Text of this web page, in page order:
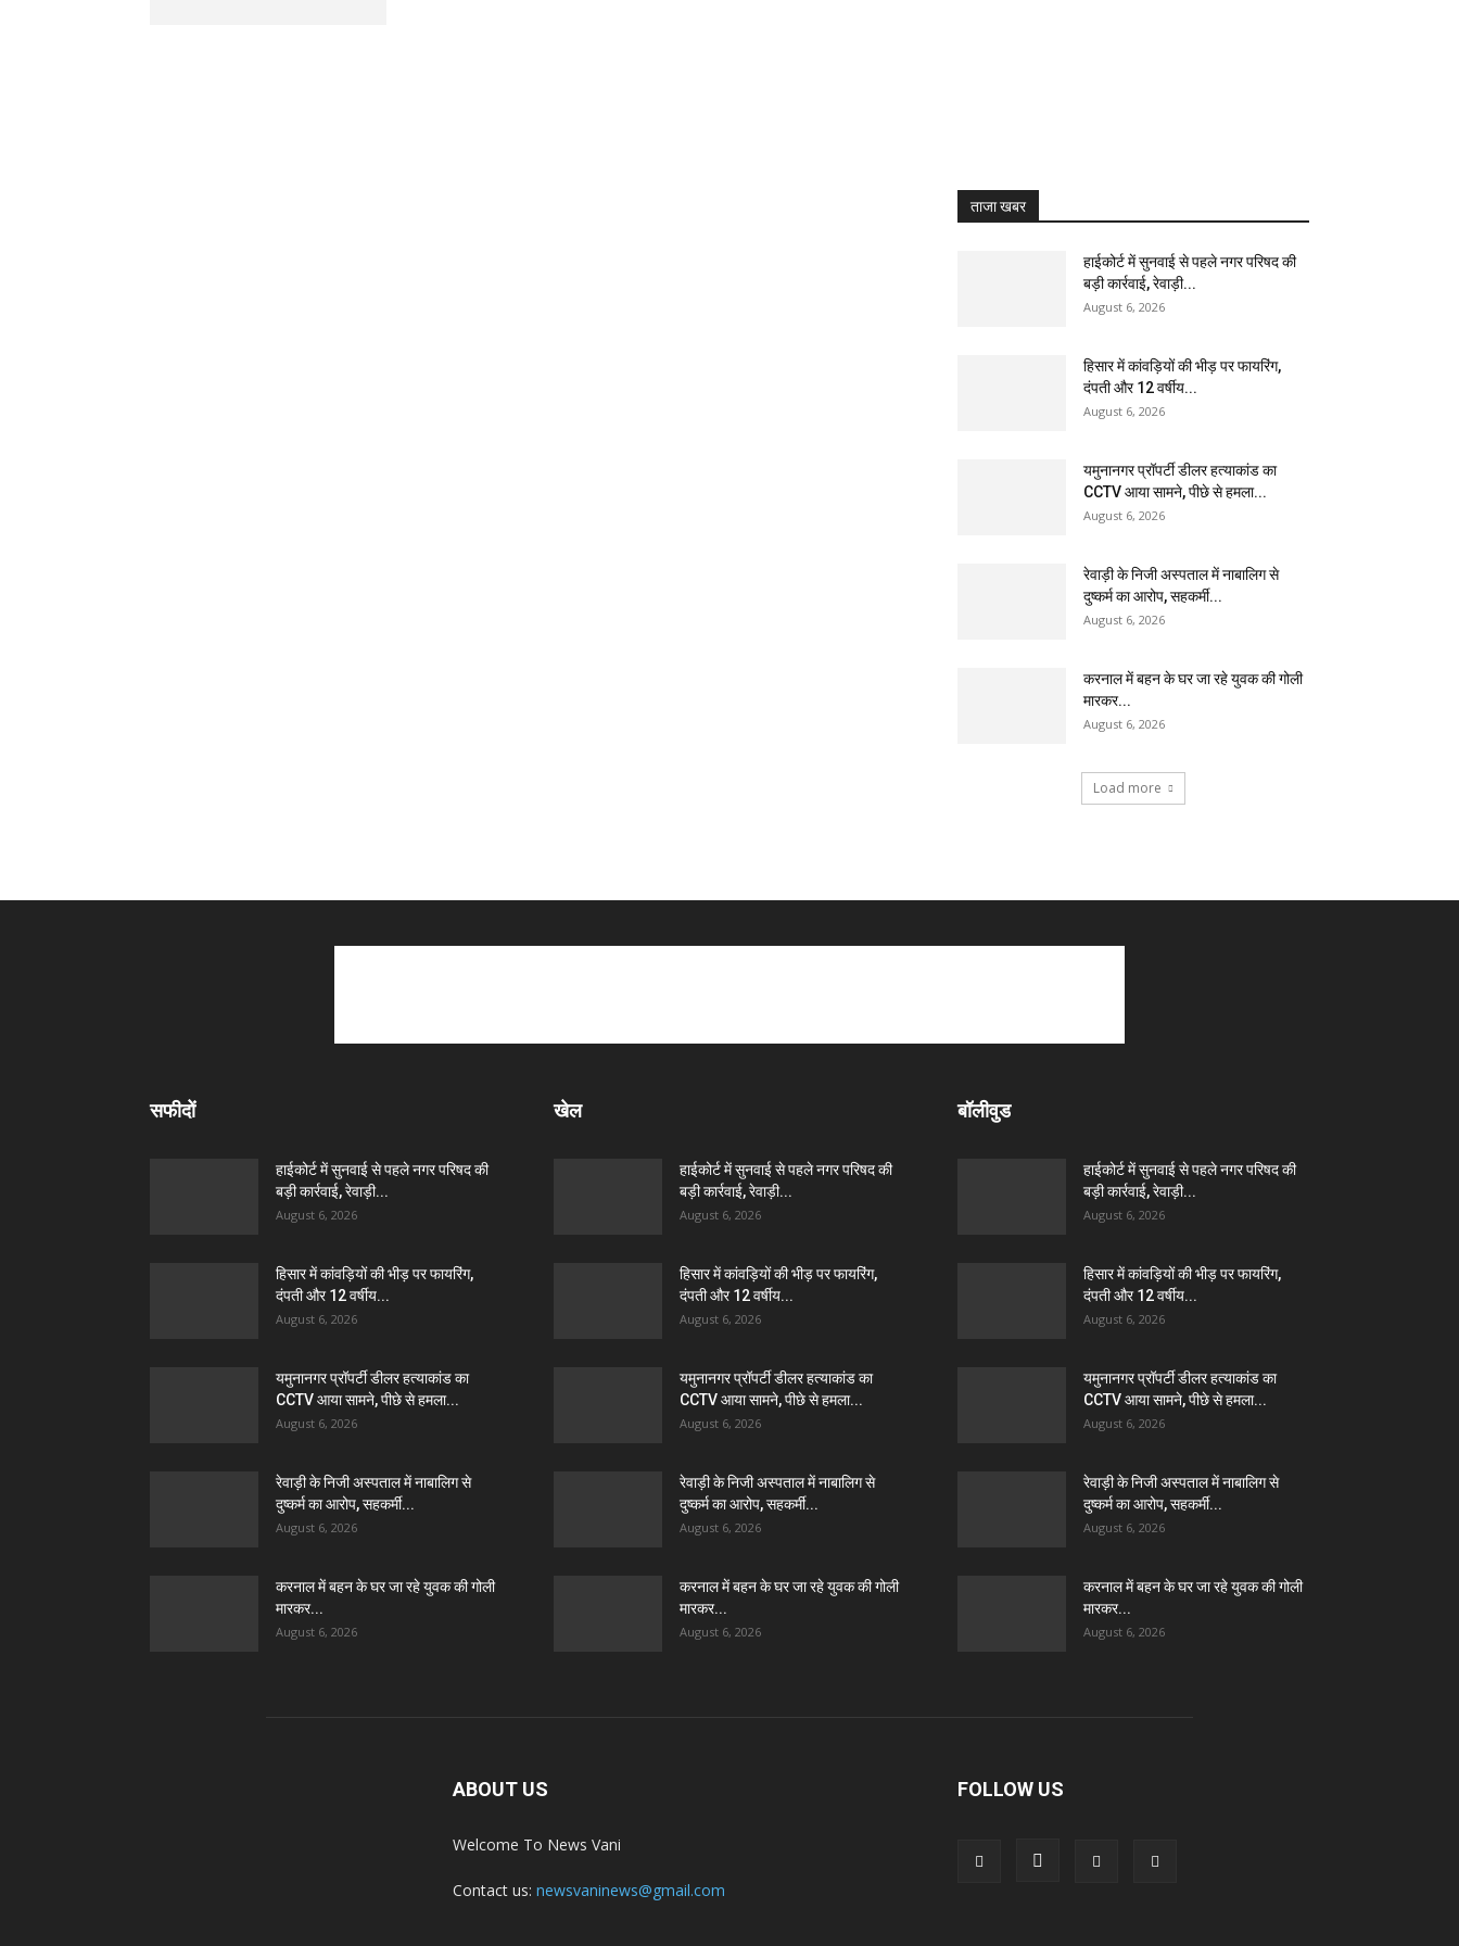
ताजा खबर
हाईकोर्ट में सुनवाई से पहले नगर परिषद की
बड़ी कार्रवाई, रेवाड़ी...
August 6, 2026
हिसार में कांवड़ियों की भीड़ पर फायरिंग,
दंपती और 12 वर्षीय...
August 6, 2026
यमुनानगर प्रॉपर्टी डीलर हत्याकांड का
CCTV आया सामने, पीछे से हमला...
August 6, 2026
रेवाड़ी के निजी अस्पताल में नाबालिग से
दुष्कर्म का आरोप, सहकर्मी...
August 6, 2026
करनाल में बहन के घर जा रहे युवक की गोली
मारकर...
August 6, 2026
Load more
सफीदों
हाईकोर्ट में सुनवाई से पहले नगर परिषद की
बड़ी कार्रवाई, रेवाड़ी...
August 6, 2026
हिसार में कांवड़ियों की भीड़ पर फायरिंग,
दंपती और 12 वर्षीय...
August 6, 2026
यमुनानगर प्रॉपर्टी डीलर हत्याकांड का
CCTV आया सामने, पीछे से हमला...
August 6, 2026
रेवाड़ी के निजी अस्पताल में नाबालिग से
दुष्कर्म का आरोप, सहकर्मी...
August 6, 2026
करनाल में बहन के घर जा रहे युवक की गोली
मारकर...
August 6, 2026
खेल
हाईकोर्ट में सुनवाई से पहले नगर परिषद की
बड़ी कार्रवाई, रेवाड़ी...
August 6, 2026
हिसार में कांवड़ियों की भीड़ पर फायरिंग,
दंपती और 12 वर्षीय...
August 6, 2026
यमुनानगर प्रॉपर्टी डीलर हत्याकांड का
CCTV आया सामने, पीछे से हमला...
August 6, 2026
रेवाड़ी के निजी अस्पताल में नाबालिग से
दुष्कर्म का आरोप, सहकर्मी...
August 6, 2026
करनाल में बहन के घर जा रहे युवक की गोली
मारकर...
August 6, 2026
बॉलीवुड
हाईकोर्ट में सुनवाई से पहले नगर परिषद की
बड़ी कार्रवाई, रेवाड़ी...
August 6, 2026
हिसार में कांवड़ियों की भीड़ पर फायरिंग,
दंपती और 12 वर्षीय...
August 6, 2026
यमुनानगर प्रॉपर्टी डीलर हत्याकांड का
CCTV आया सामने, पीछे से हमला...
August 6, 2026
रेवाड़ी के निजी अस्पताल में नाबालिग से
दुष्कर्म का आरोप, सहकर्मी...
August 6, 2026
करनाल में बहन के घर जा रहे युवक की गोली
मारकर...
August 6, 2026
ABOUT US
Welcome To News Vani
Contact us: newsvaninews@gmail.com
FOLLOW US